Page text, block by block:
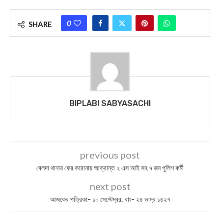
SHARE 0
BIPLABI SABYASACHI
previous post
বেলদা থানায় ফের করোনায় আক্রান্ত ২ এস আই সহ ৭ জন পুলিশ কর্মী
next post
আজকের পত্রিকা- ১০ সেপ্টেম্বর, বাং- ২৪ ভাদ্র ১৪২৭